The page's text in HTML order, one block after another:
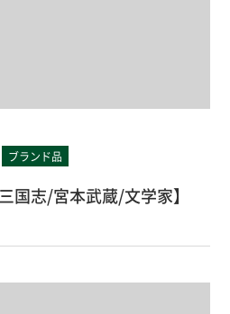
ブランド品
国志/宮本武蔵/文学家】